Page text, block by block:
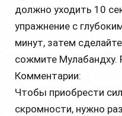
должно уходить 10
упражнение с
минут, затем
сожмите Мулабандху.
Комментарии:
Чтобы приобрести
скромности, нужно